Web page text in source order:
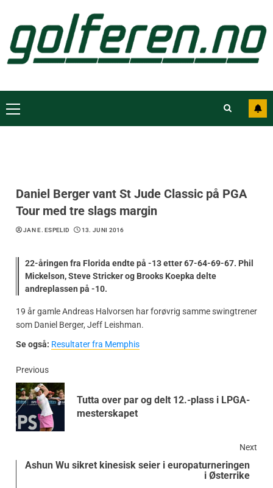
Daniel Berger vant St Jude Classic på PGA
Tour med tre slags margin
JAN E. ESPELID 13. JUNI 2016
22-åringen fra Florida endte på -13 etter 67-64-69-67. Phil
Mickelson, Steve Stricker og Brooks Koepka delte
andreplassen på -10.
19 år gamle Andreas Halvorsen har forøvrig samme swingtrener
som Daniel Berger, Jeff Leishman.
Se også: Resultater fra Memphis
Previous
Tutta over par og delt 12.-plass i LPGA-
mesterskapet
Next
Ashun Wu sikret kinesisk seier i europaturneringen
i Østerrike